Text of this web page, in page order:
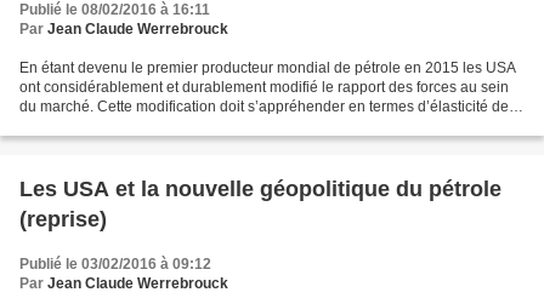
Publié le 08/02/2016 à 16:11
Par Jean Claude Werrebrouck
En étant devenu le premier producteur mondial de pétrole en 2015 les USA
ont considérablement et durablement modifié le rapport des forces au sein
du marché. Cette modification doit s’appréhender en termes d’élasticité de
Les USA et la nouvelle géopolitique du pétrole
(reprise)
Publié le 03/02/2016 à 09:12
Par Jean Claude Werrebrouck